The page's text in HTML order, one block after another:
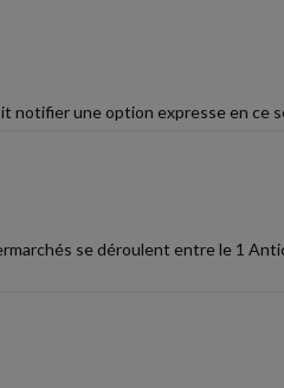
notifier une option expresse en ce
se déroulent entre le 1